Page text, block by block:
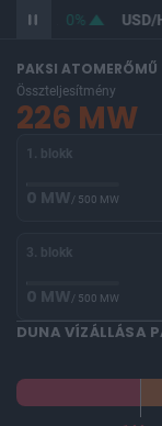
365,42 0% USD/
PAKSI ATOMERŐMŰ
Összteljesítmény
226 MW
1. blokk
0 MW/ 500 MW
3. blokk
0 MW/ 500 MW
DUNA VÍZÁLLÁSA